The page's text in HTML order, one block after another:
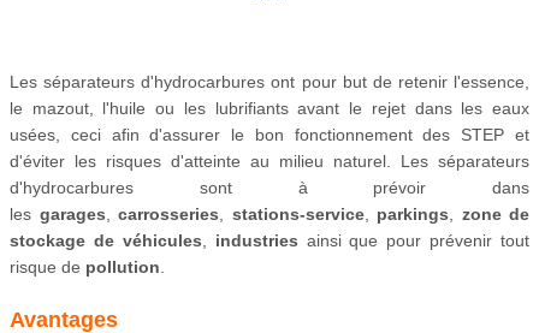
Les séparateurs d'hydrocarbures ont pour but de retenir l'essence,
le mazout, l'huile ou les lubrifiants avant le rejet dans les eaux
usées, ceci afin d'assurer le bon fonctionnement des STEP et
d'éviter les risques d'atteinte au milieu naturel. Les séparateurs
d'hydrocarbures sont à prévoir dans
les garages carrosseries stations-service, parkings
zone de
stockage de véhicules
industries ainsi que pour prévenir tout
risque de pollution
Avantages